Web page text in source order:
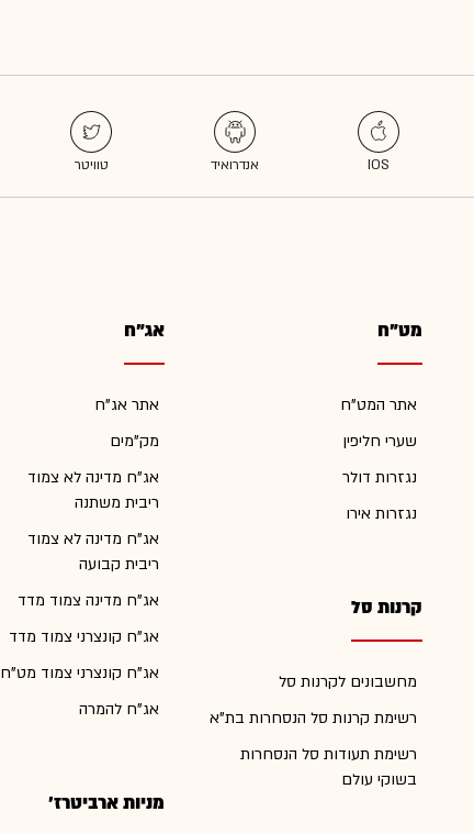
מט"ח
אתר המט"ח
שערי חליפין
נגזרות דולר
נגזרות אירו
קרנות סל
מחשבונים לקרנות סל
רשימת קרנות סל הנסחרות בת"א
רשימת תעודות סל הנסחרות
בשוקי עולם
אג"ח
אתר אג"ח
מק"מים
אג"ח מדינה לא צמוד
ריבית משתנה
אג"ח מדינה לא צמוד
ריבית קבועה
אג"ח מדינה צמוד מדד
אג"ח קונצרני צמוד מדד
אג"ח קונצרני צמוד מט"ח
אג"ח להמרה
מניות ארביטרז'